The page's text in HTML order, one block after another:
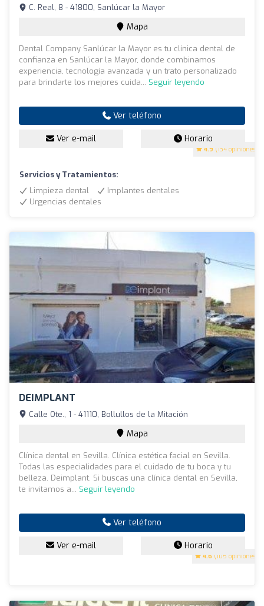
4.9 (134 opiniones)
C. Real, 8 - 41800, Sanlúcar la Mayor
Mapa
Dental Company Sanlúcar la Mayor es tu clínica dental de
confianza en Sanlúcar la Mayor, donde combinamos
experiencia, tecnología avanzada y un trato personalizado
para brindarte los mejores cuida... Seguir leyendo
Ver teléfono
Ver e-mail Horario
Servicios y Tratamientos:
Limpieza dental
Implantes dentales
Urgencias dentales
DEIMPLANT
4.6 (105 opiniones)
Calle Ote., 1 - 41110, Bollullos de la Mitación
Mapa
Clínica dental en Sevilla. Clínica estética facial en Sevilla.
Todas las especialidades para el cuidado de tu boca y tu
belleza. Deimplant. Si buscas una clínica dental en Sevilla,
te invitamos a... Seguir leyendo
Ver teléfono
Ver e-mail Horario